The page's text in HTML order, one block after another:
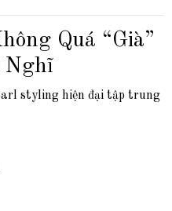
Quá “Già”
Nghĩ
styling hiện đại tập trung